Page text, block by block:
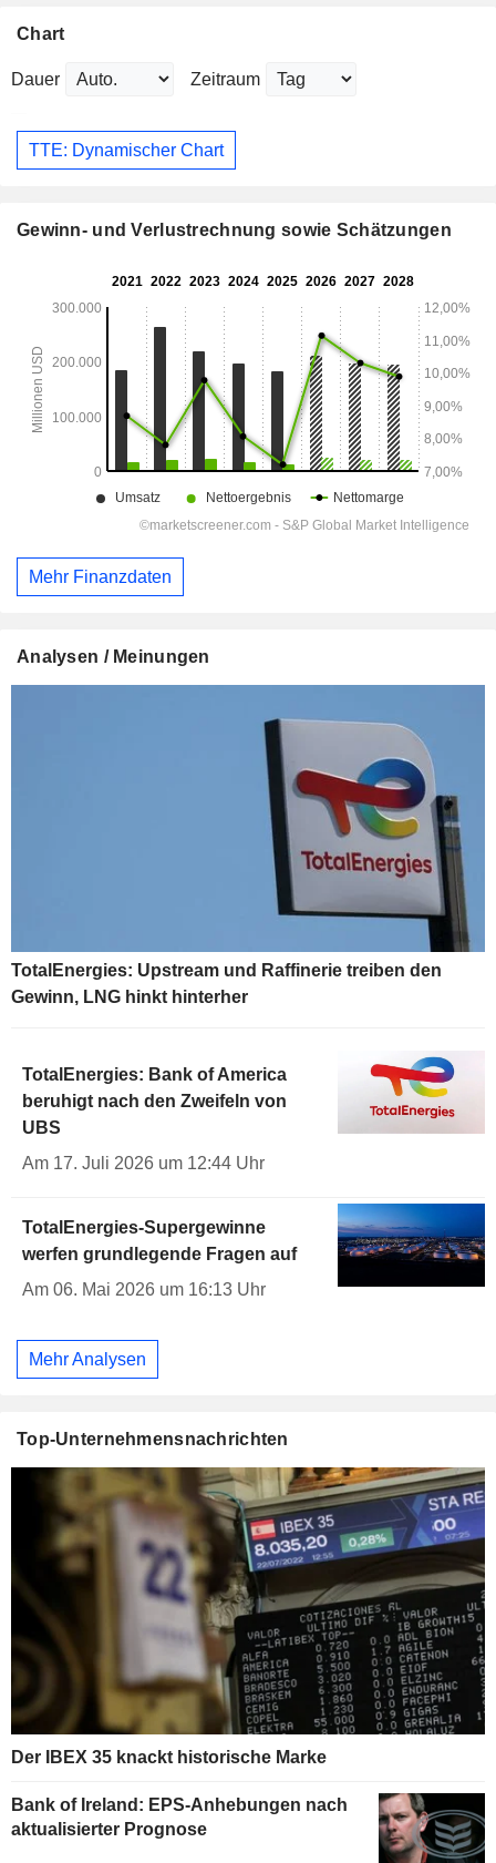
Chart
Dauer Zeitraum
TTE: Dynamischer Chart
Gewinn- und Verlustrechnung sowie Schätzungen
Mehr Finanzdaten
Analysen / Meinungen
TotalEnergies: Upstream und Raffinerie treiben den
Gewinn, LNG hinkt hinterher
TotalEnergies: Bank of America
beruhigt nach den Zweifeln von
UBS
Am 17. Juli 2026 um 12:44 Uhr
TotalEnergies-Supergewinne
werfen grundlegende Fragen auf
Am 06. Mai 2026 um 16:13 Uhr
Mehr Analysen
Top-Unternehmensnachrichten
Der IBEX 35 knackt historische Marke
Bank of Ireland: EPS-Anhebungen nach
aktualisierter Prognose